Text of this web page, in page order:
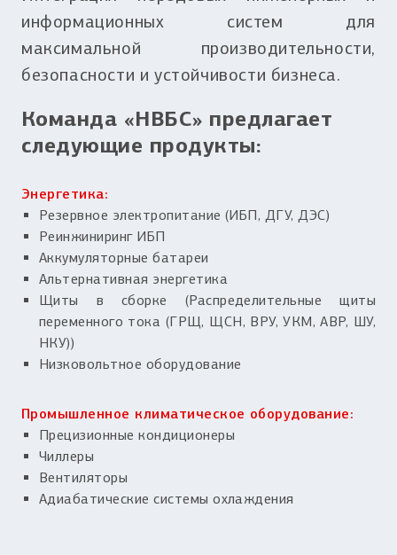
информационных систем для
максимальной производительности,
безопасности и устойчивости бизнеса.
Команда «НВБС» предлагает
следующие продукты:
Энергетика:
Резервное электропитание (ИБП, ДГУ, ДЭС)
Реинжиниринг ИБП
Аккумуляторные батареи
Альтернативная энергетика
Щиты в сборке (Распределительные щиты
переменного тока (ГРЩ, ЩСН, ВРУ, УКМ, АВР, ШУ,
НКУ))
Низковольтное оборудование
Промышленное климатическое оборудование:
Прецизионные кондиционеры
Чиллеры
Вентиляторы
Адиабатические системы охлаждения